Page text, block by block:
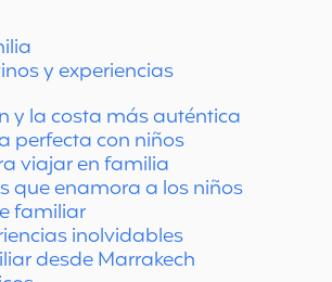
y experiencias
y la costa más auténtica
perfecta con niños
viajar en familia
que enamora a los niños
familiar
inolvidables
desde Marrakech